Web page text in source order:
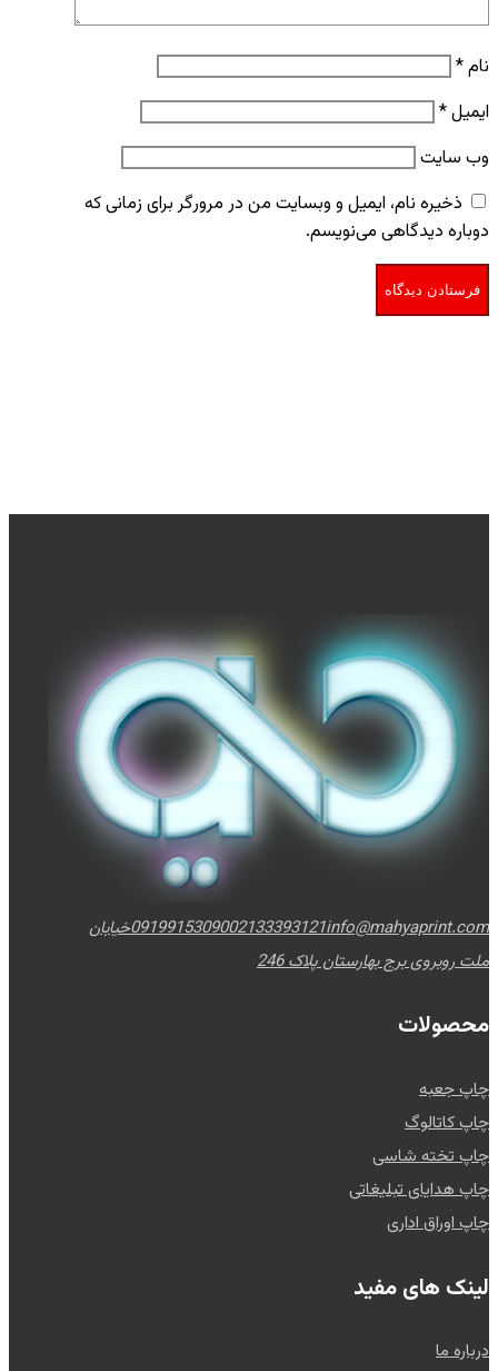
نام*
ایمیل*
وب‌ سایت
ذخیره نام، ایمیل و وبسایت من در مرورگر برای زمانی که
دوباره دیدگاهی می‌نویسم.
0919915309002133393121info@mahyaprint.com
خیابان
ملت روبروی برج بهارستان پلاک 246
محصولات
چاپ جعبه
چاپ کاتالوگ
چاپ تخته شاسی
چاپ هدایای تبلیغاتی
چاپ اوراق اداری
لینک های مفید
درباره ما